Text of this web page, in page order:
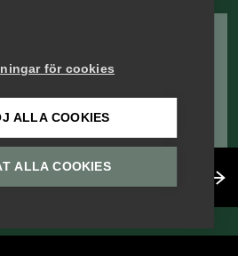
för cookies
ALLA COOKIES
ALLA COOKIES